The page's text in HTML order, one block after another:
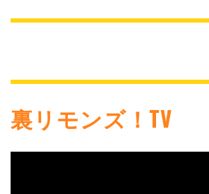
裏リモンズ！TV